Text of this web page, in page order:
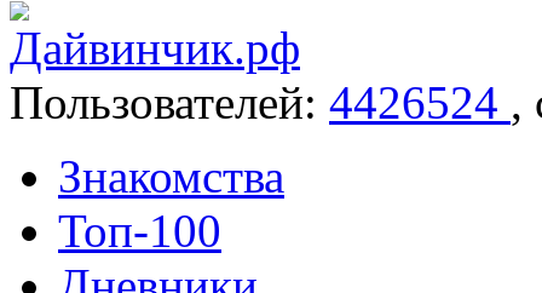
Пользователей: 4426524 ,
Знакомства
Топ-100